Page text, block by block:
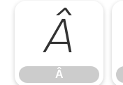
Â
Â